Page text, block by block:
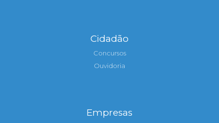
Cidadão
Concursos
Ouvidoria
Empresas